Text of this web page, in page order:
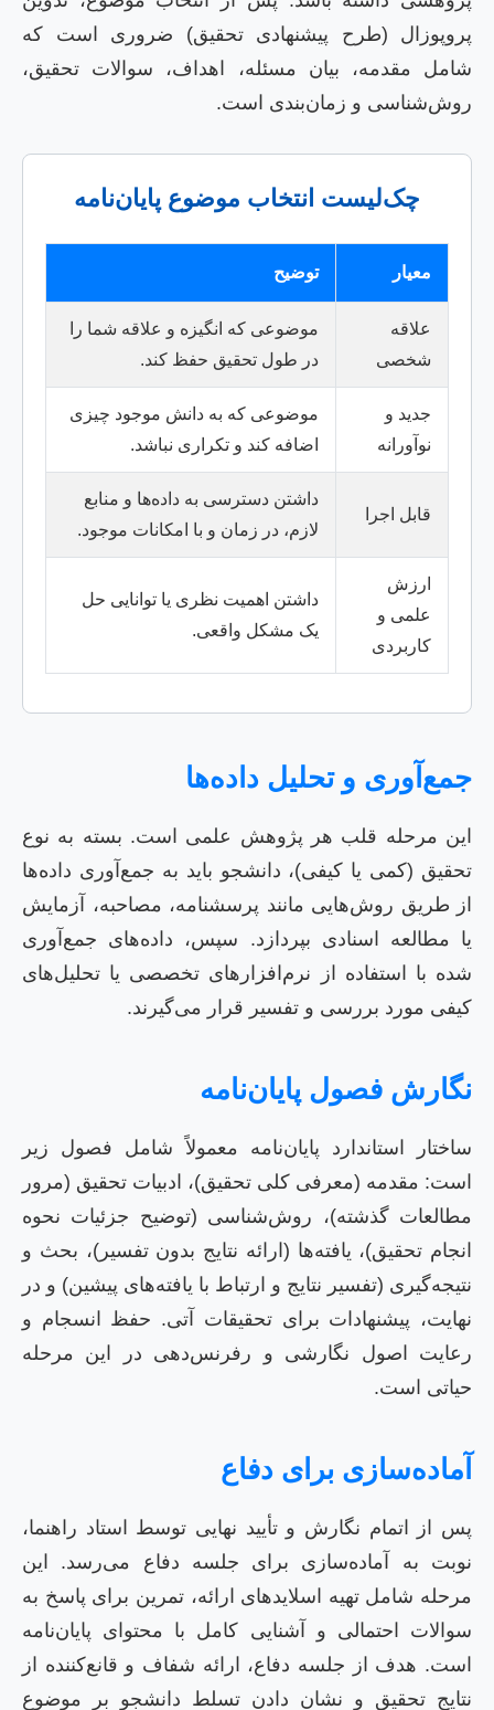
پروپوزال (طرح پیشنهادی تحقیق) ضروری است که
شامل مقدمه، بیان مسئله، اهداف، سوالات تحقیق،
روش‌شناسی و زمان‌بندی است.
چک‌لیست انتخاب موضوع پایان‌نامه
معیار توضیح
علاقه
شخصی
موضوعی که انگیزه و علاقه شما را
در طول تحقیق حفظ کند.
جدید و
نوآورانه
موضوعی که به دانش موجود چیزی
اضافه کند و تکراری نباشد.
قابل اجرا
داشتن دسترسی به داده‌ها و منابع
لازم، در زمان و با امکانات موجود.
ارزش
علمی و
کاربردی
داشتن اهمیت نظری یا توانایی حل
یک مشکل واقعی.
جمع‌آوری و تحلیل داده‌ها
این مرحله قلب هر پژوهش علمی است. بسته به نوع
تحقیق (کمی یا کیفی)، دانشجو باید به جمع‌آوری داده‌ها
از طریق روش‌هایی مانند پرسشنامه، مصاحبه، آزمایش
یا مطالعه اسنادی بپردازد. سپس، داده‌های جمع‌آوری
شده با استفاده از نرم‌افزارهای تخصصی یا تحلیل‌های
کیفی مورد بررسی و تفسیر قرار می‌گیرند.
نگارش فصول پایان‌نامه
ساختار استاندارد پایان‌نامه معمولاً شامل فصول زیر
است: مقدمه (معرفی کلی تحقیق)، ادبیات تحقیق (مرور
مطالعات گذشته)، روش‌شناسی (توضیح جزئیات نحوه
انجام تحقیق)، یافته‌ها (ارائه نتایج بدون تفسیر)، بحث و
نتیجه‌گیری (تفسیر نتایج و ارتباط با یافته‌های پیشین) و در
نهایت، پیشنهادات برای تحقیقات آتی. حفظ انسجام و
رعایت اصول نگارشی و رفرنس‌دهی در این مرحله
حیاتی است.
آماده‌سازی برای دفاع
پس از اتمام نگارش و تأیید نهایی توسط استاد راهنما،
نوبت به آماده‌سازی برای جلسه دفاع می‌رسد. این
مرحله شامل تهیه اسلایدهای ارائه، تمرین برای پاسخ به
سوالات احتمالی و آشنایی کامل با محتوای پایان‌نامه
است. هدف از جلسه دفاع، ارائه شفاف و قانع‌کننده از
نتایج تحقیق و نشان دادن تسلط دانشجو بر موضوع